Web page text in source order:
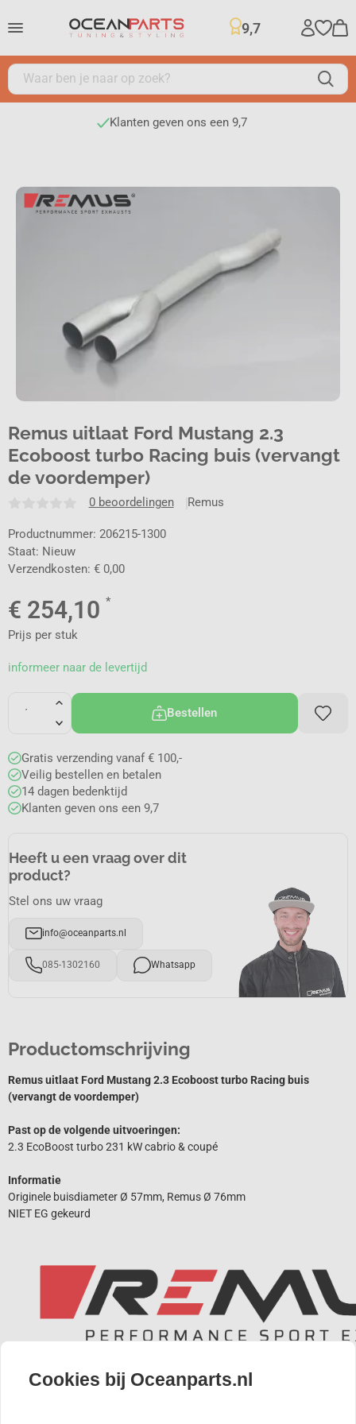
9,7
Klanten geven ons een 9,7
Remus uitlaat Ford Mustang 2.3
Ecoboost turbo Racing buis (vervangt
de voordemper)
0 beoordelingen Remus
Productnummer: 206215-1300
Staat: Nieuw
Verzendkosten: € 0,00
€ 254,10 *
Prijs per stuk
informeer naar de levertijd
Bestellen
Gratis verzending vanaf € 100,-
Veilig bestellen en betalen
14 dagen bedenktijd
Klanten geven ons een 9,7
Heeft u een vraag over dit
product?
Stel ons uw vraag
info@oceanparts.nl
085-1302160 Whatsapp
Productomschrijving
Remus uitlaat Ford Mustang 2.3 Ecoboost turbo Racing buis
(vervangt de voordemper)
Past op de volgende uitvoeringen:
2.3 EcoBoost turbo 231 kW cabrio & coupé
Informatie
Originele buisdiameter Ø 57mm, Remus Ø 76mm
NIET EG gekeurd
Remus: The World Leader in Sportexhausts
De Sportuitlaten van Remus zijn uit de beste kwaliteit RVS
Cookies bij Oceanparts.nl